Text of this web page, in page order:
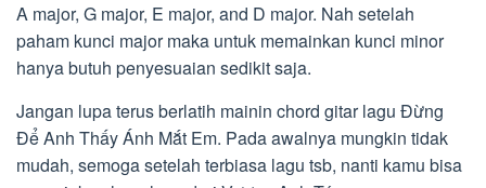
A major, G major, E major, and D major. Nah setelah
paham kunci major maka untuk memainkan kunci minor
hanya butuh penyesuaian sedikit saja.
Jangan lupa terus berlatih mainin chord gitar lagu Đừng
Để Anh Thấy Ánh Mắt Em. Pada awalnya mungkin tidak
mudah, semoga setelah terbiasa lagu tsb, nanti kamu bisa